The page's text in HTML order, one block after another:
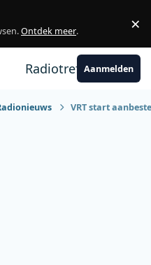
Ontdek meer. ×
RadiotrefpuntAanmelden
VRT start